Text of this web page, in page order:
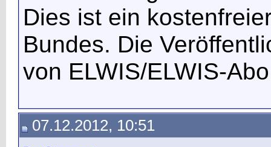
Dies ist ein
Bundes. Die
von ELWIS/ELWIS-
07.12.2012, 10:51